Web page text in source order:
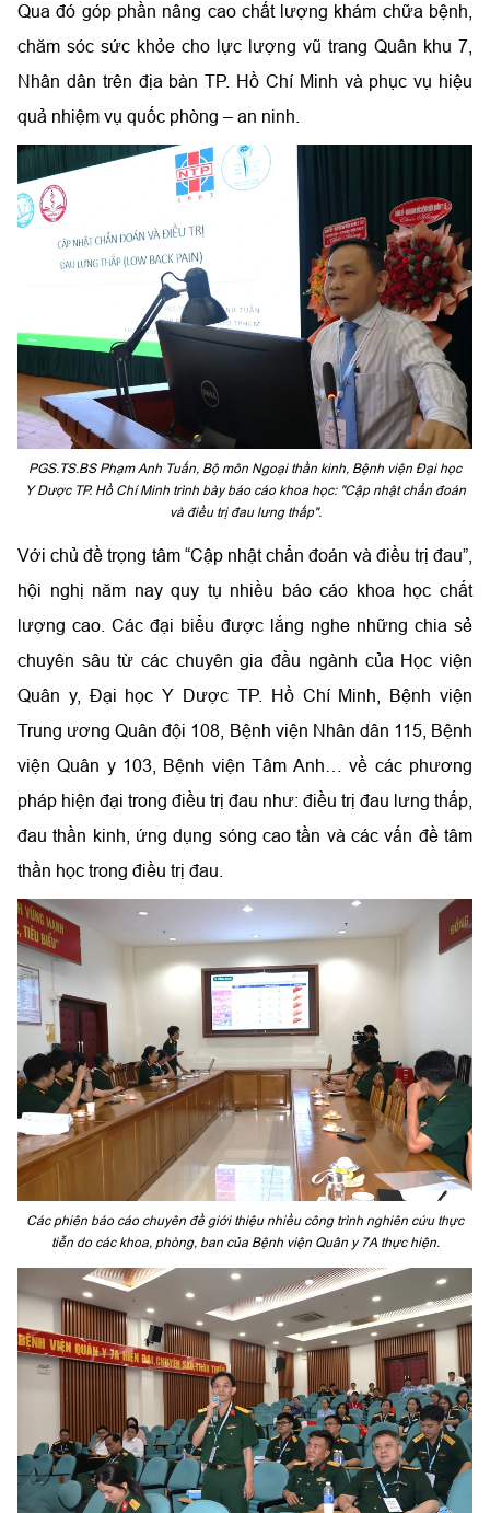
Qua đó góp phần nâng cao chất lượng khám chữa bệnh,
chăm sóc sức khỏe cho lực lượng vũ trang Quân khu 7,
Nhân dân trên địa bàn TP. Hồ Chí Minh và phục vụ hiệu
quả nhiệm vụ quốc phòng – an ninh.
PGS.TS.BS Phạm Anh Tuấn, Bộ môn Ngoại thần kinh, Bệnh viện Đại học
Y Dược TP. Hồ Chí Minh trình bày báo cáo khoa học: "Cập nhật chẩn đoán
và điều trị đau lưng thấp".
Với chủ đề trọng tâm “Cập nhật chẩn đoán và điều trị đau”,
hội nghị năm nay quy tụ nhiều báo cáo khoa học chất
lượng cao. Các đại biểu được lắng nghe những chia sẻ
chuyên sâu từ các chuyên gia đầu ngành của Học viện
Quân y, Đại học Y Dược TP. Hồ Chí Minh, Bệnh viện
Trung ương Quân đội 108, Bệnh viện Nhân dân 115, Bệnh
viện Quân y 103, Bệnh viện Tâm Anh… về các phương
pháp hiện đại trong điều trị đau như: điều trị đau lưng thấp,
đau thần kinh, ứng dụng sóng cao tần và các vấn đề tâm
thần học trong điều trị đau.
Các phiên báo cáo chuyên đề giới thiệu nhiều công trình nghiên cứu thực
tiễn do các khoa, phòng, ban của Bệnh viện Quân y 7A thực hiện.